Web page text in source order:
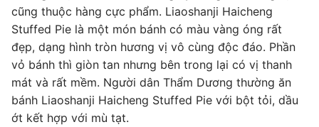
cũng thuộc hàng cực phẩm. Liaoshanji Haicheng
Stuffed Pie là một món bánh có màu vàng óng rất
đẹp, dạng hình tròn hương vị vô cùng độc đáo. Phần
vỏ bánh thì giòn tan nhưng bên trong lại có vị thanh
mát và rất mềm. Người dân Thẩm Dương thường ăn
bánh Liaoshanji Haicheng Stuffed Pie với bột tỏi, dầu
ớt kết hợp với mù tạt.